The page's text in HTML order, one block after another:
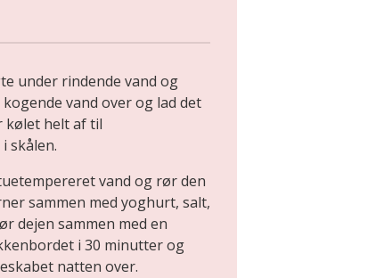
under rindende vand og
vand over og lad det
kølet helt af til
skålen.
vand og rør den
sammen med yoghurt, salt,
dejen sammen med en
i 30 minutter og
natten over.